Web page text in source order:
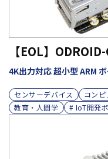
【EOL】
4K出力対応 超小型 ARM
センサーデバイス コン
教育・人間学
# IoT開発